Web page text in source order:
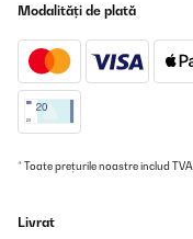
Modalități de plată
* Toate prețurile noastre includ TVA.
Livrat